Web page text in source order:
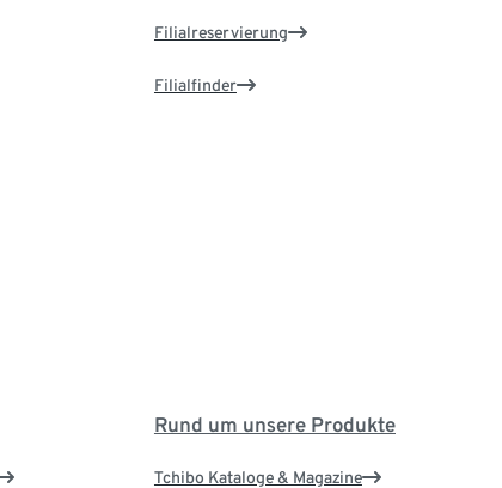
Filialreservierung
Filialfinder
Rund um unsere Produkte
Tchibo Kataloge & Magazine